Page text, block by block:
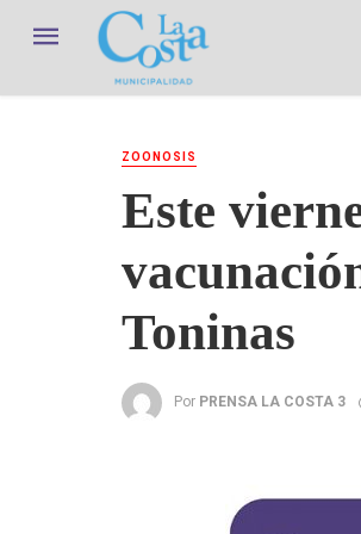
ZOONOSIS
Este
Toninas
Por PRENSA LA COSTA 3